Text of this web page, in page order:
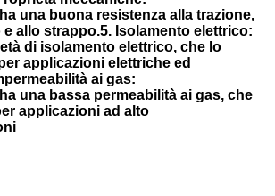
una buona resistenza alla trazione,
allo strappo.5. Isolamento elettrico:
di isolamento elettrico, che lo
applicazioni elettriche ed
ai gas:
una bassa permeabilità ai gas, che
applicazioni ad alto